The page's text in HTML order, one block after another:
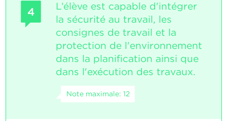
4
L’élève est capable d'intégrer
la sécurité au travail, les
consignes de travail et la
protection de l'environnement
dans la planification ainsi que
dans l'exécution des travaux.
Note maximale: 12